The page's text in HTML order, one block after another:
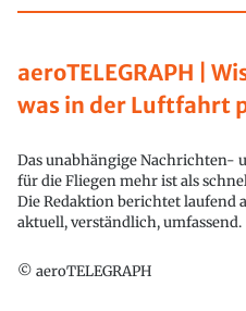
aeroTELEGRAPH |
was in der Luftfahrt
Das unabhängige Nachrichten-
für die Fliegen mehr ist als
Die Redaktion berichtet laufend
aktuell, verständlich, umfassend.
© aeroTELEGRAPH